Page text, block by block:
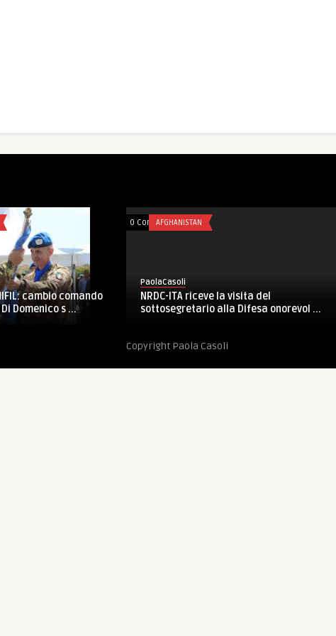
0 CommentsFORZE ARMATE
PaolaCasoli
UNIFIL: il Com gen Portolano accoglie il
premier italiano Renzi in ...
0 Comments
L’NRDC-ITA marcia in
confine italo-francese
Copyright Paola Casoli